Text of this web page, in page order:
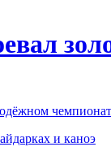
и каноэ